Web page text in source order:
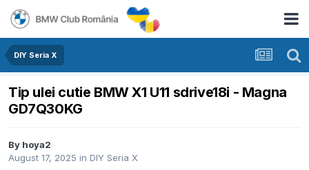
DIY Seria X
Tip ulei cutie BMW X1 U11 sdrive18i - Magna
GD7Q30KG
By hoya2
August 17, 2025 in DIY Seria X